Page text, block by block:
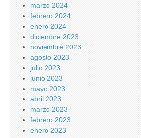
marzo 2024
febrero 2024
enero 2024
diciembre 2023
noviembre 2023
agosto 2023
julio 2023
junio 2023
mayo 2023
abril 2023
marzo 2023
febrero 2023
enero 2023